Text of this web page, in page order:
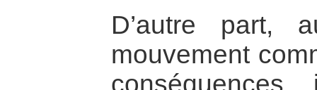
D’autre part,
mouvement
conséquences